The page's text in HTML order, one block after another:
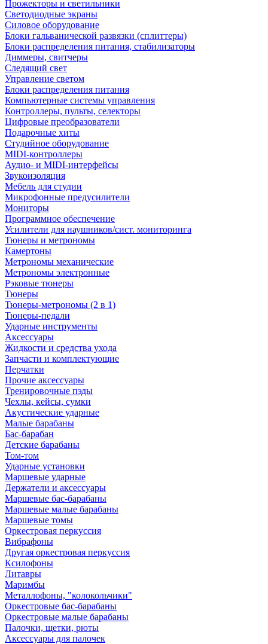
Прожекторы и светильники
Светодиодные экраны
Силовое оборудование
Блоки гальванической развязки (сплиттеры)
Блоки распределения питания, стабилизаторы
Диммеры, свитчеры
Следящий свет
Управление светом
Блоки распределения питания
Компьютерные системы управления
Контроллеры, пульты, селекторы
Цифровые преобразователи
Подарочные хиты
Студийное оборудование
MIDI-контроллеры
Аудио- и MIDI-интерфейсы
Звукоизоляция
Мебель для студии
Микрофонные предусилители
Мониторы
Программное обеспечение
Усилители для наушников/сист. мониторинга
Тюнеры и метрономы
Камертоны
Метрономы механические
Метрономы электронные
Рэковые тюнеры
Тюнеры
Тюнеры-метрономы (2 в 1)
Тюнеры-педали
Ударные инструменты
Аксессуары
Жидкости и средства ухода
Запчасти и комплектующие
Перчатки
Прочие аксессуары
Тренировочные пэды
Чехлы, кейсы, сумки
Акустические ударные
Mалые барабаны
Бас-барабан
Детские барабаны
Том-том
Ударные установки
Маршевые ударные
Держатели и аксессуары
Маршевые бас-барабаны
Маршевые малые барабаны
Маршевые томы
Оркестровая перкуссия
Вибрафоны
Другая оркестровая перкуссия
Ксилофоны
Литавры
Маримбы
Металлофоны, "колокольчики"
Оркестровые бас-барабаны
Оркестровые малые барабаны
Палочки, щетки, рюты
Аксессуары для палочек